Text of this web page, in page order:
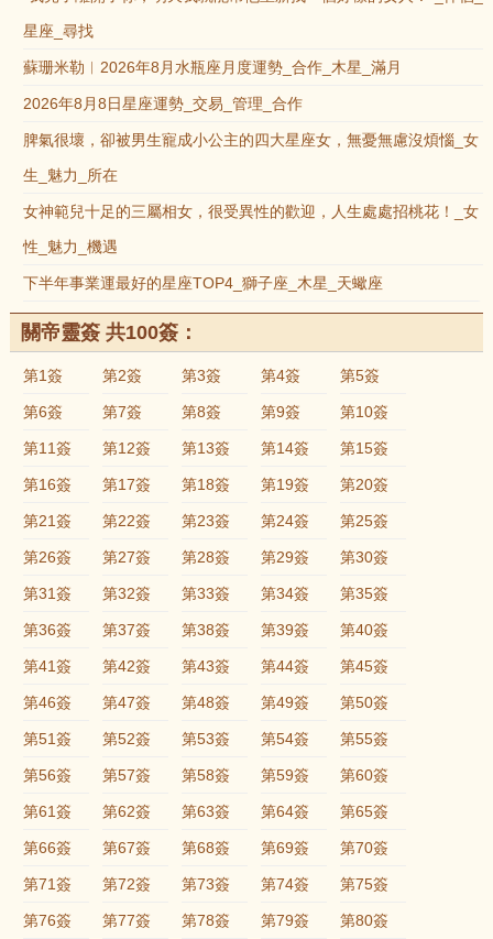
星座_尋找
蘇珊米勒︱2026年8月水瓶座月度運勢_合作_木星_滿月
2026年8月8日星座運勢_交易_管理_合作
脾氣很壞，卻被男生寵成小公主的四大星座女，無憂無慮沒煩惱_女
生_魅力_所在
女神範兒十足的三屬相女，很受異性的歡迎，人生處處招桃花！_女
性_魅力_機遇
下半年事業運最好的星座TOP4_獅子座_木星_天蠍座
關帝靈簽 共100簽：
第1簽 第2簽 第3簽 第4簽 第5簽
第6簽 第7簽 第8簽 第9簽 第10簽
第11簽 第12簽 第13簽 第14簽 第15簽
第16簽 第17簽 第18簽 第19簽 第20簽
第21簽 第22簽 第23簽 第24簽 第25簽
第26簽 第27簽 第28簽 第29簽 第30簽
第31簽 第32簽 第33簽 第34簽 第35簽
第36簽 第37簽 第38簽 第39簽 第40簽
第41簽 第42簽 第43簽 第44簽 第45簽
第46簽 第47簽 第48簽 第49簽 第50簽
第51簽 第52簽 第53簽 第54簽 第55簽
第56簽 第57簽 第58簽 第59簽 第60簽
第61簽 第62簽 第63簽 第64簽 第65簽
第66簽 第67簽 第68簽 第69簽 第70簽
第71簽 第72簽 第73簽 第74簽 第75簽
第76簽 第77簽 第78簽 第79簽 第80簽